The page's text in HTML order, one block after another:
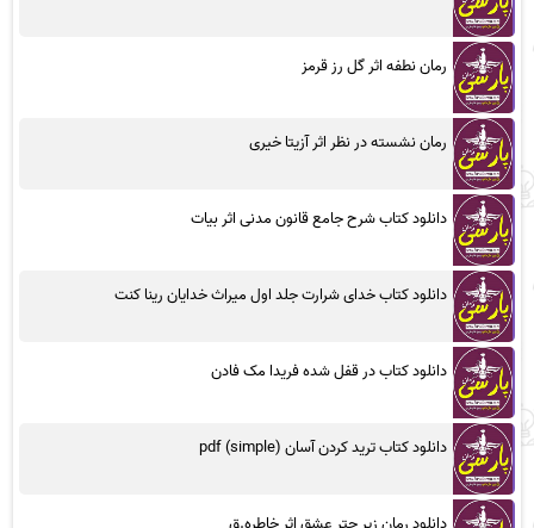
رمان نطفه اثر گل رز قرمز
رمان نشسته در نظر اثر آزیتا خیری
دانلود کتاب شرح جامع قانون مدنی اثر بیات
دانلود کتاب خدای شرارت جلد اول میراث خدایان رینا کنت
دانلود کتاب در قفل شده فریدا مک فادن
دانلود کتاب ترید کردن آسان (simple) pdf